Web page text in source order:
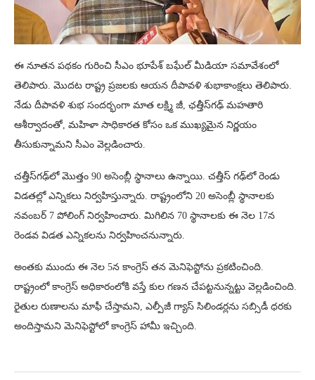
ఈ నూతన పథకం గురించి సీఎం భూపేశ్ బఘేల్ మీడియా సమావేశంలో
తెలిపారు. మొదట రాష్ట్ర ప్రజలకు ఆయన దీపావళి శుభాకాంక్షలు తెలిపారు.
నేడు దీపావళి శుభ సందర్భంగా మాత లక్ష్మి జీ, ఛత్తీస్‌గఢ్ మహతారి
ఆశీర్వాదంతో, మహిళా సాధికారత కోసం ఒక ముఖ్యమైన నిర్ణయం
తీసుకున్నామని సీఎం వెల్లడించారు.
చత్తీస్‌గఢ్‌లో మొత్తం 90 అసెంబ్లీ స్థానాలు ఉన్నాయి. చత్తీస్ గఢ్‌లో రెండు
విడతల్లో ఎన్నికలు నిర్వహిస్తున్నారు. రాష్ట్రంలోని 20 అసెంబ్లీ స్థానాలకు
నవంబర్ 7 పోలింగ్ నిర్వహించారు. మిగిలిన 70 స్థానాలకు ఈ నెల 17న
రెండవ విడత ఎన్నికలను నిర్వహించనున్నారు.
అంతకు ముందు ఈ నెల 5న కాంగ్రెస్ తన మెనిఫెస్టోను ప్రకటించింది.
రాష్ట్రంలో కాంగ్రెస్ అధికారంలోకి వస్తే కుల గణన చేపట్టనున్నట్టు వెల్లడించింది.
రైతుల రుణాలను మాఫీ చేస్తామని, ఎల్పీజీ గ్యాస్ సిలిండర్లను సబ్సిడీ ధరకు
అందిస్తామని మెనిఫెస్టోలో కాంగ్రెస్ హామీ ఇచ్చింది.